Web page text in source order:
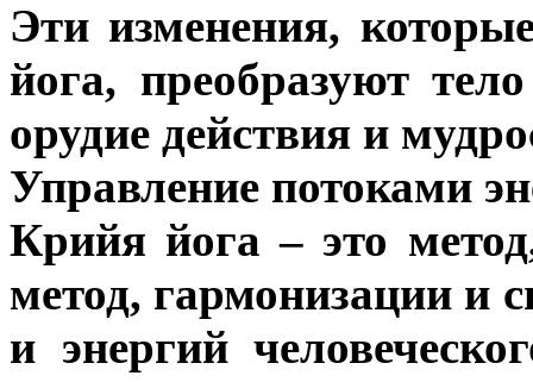
Эти изменения,
йога, преобразуют
орудие действия и
Управление потоками
Крийя йога – это
метод, гармонизации и
и энергий